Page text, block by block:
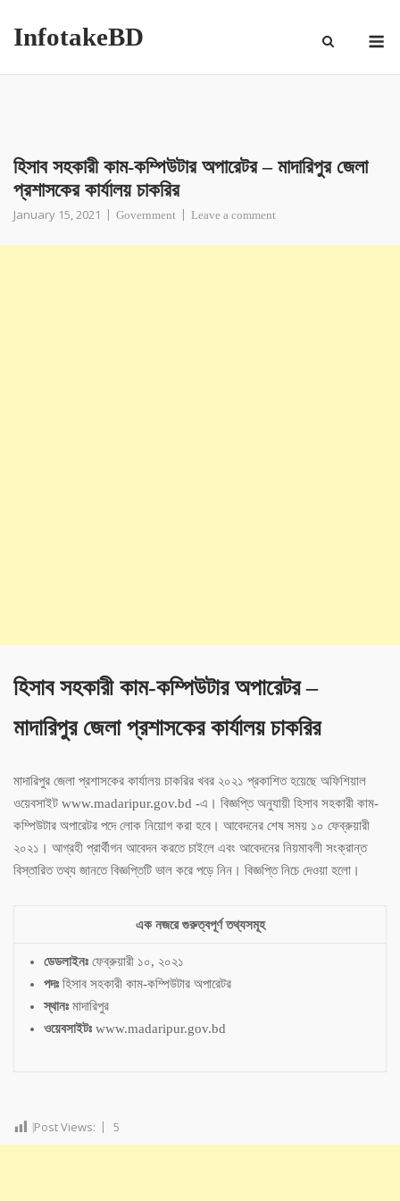
InfotakeBD
হিসাব সহকারী কাম-কম্পিউটার অপারেটর – মাদারিপুর জেলা
প্রশাসকের কার্যালয় চাকরির
January 15, 2021 Government Leave a comment
হিসাব সহকারী কাম-কম্পিউটার অপারেটর –
মাদারিপুর জেলা প্রশাসকের কার্যালয় চাকরির
মাদারিপুর জেলা প্রশাসকের কার্যালয় চাকরির খবর ২০২১ প্রকাশিত হয়েছে অফিশিয়াল
ওয়েবসাইট www.madaripur.gov.bd -এ। বিজ্ঞপ্তি অনুযায়ী হিসাব সহকারী কাম-
কম্পিউটার অপারেটর পদে লোক নিয়োগ করা হবে। আবেদনের শেষ সময় ১০ ফেব্রুয়ারী
২০২১। আগ্রহী প্রার্থীগন আবেদন করতে চাইলে এবং আবেদনের নিয়মাবলী সংক্রান্ত
বিস্তারিত তথ্য জানতে বিজ্ঞপ্তিটি ভাল করে পড়ে নিন। বিজ্ঞপ্তি নিচে দেওয়া হলো।
এক নজরে গুরুত্বপূর্ণ তথ্যসমূহ
ডেডলাইনঃফেব্রুয়ারী ১০, ২০২১
পদঃহিসাব সহকারী কাম-কম্পিউটার অপারেটর
স্থানঃমাদারিপুর
ওয়েবসাইটঃwww.madaripur.gov.bd
Post Views: 5